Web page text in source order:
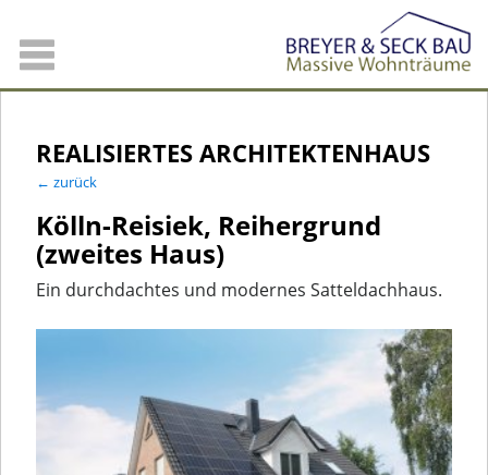
REALISIERTES ARCHITEKTENHAUS
← zurück
Kölln-Reisiek, Reihergrund
(zweites Haus)
Ein durchdachtes und modernes Satteldachhaus.